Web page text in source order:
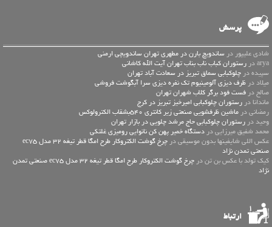
پرسش
شادی علیپور در ساندویچ بارن در مطهری تهران ساندویچی ارمنی
arya در
رستوران کباب ناب بناب تهران آیت الله کاشانی
سپیده در چلوکبابی سماق تبریز در سعادت آباد تهران
میلاد در ظرف دیزی آلومینیوم تک نفره دیزی سرا آبگوشت فروشی
صالح در فست فود برگر کلاب شهران تهران
ماندانا در رستوران چلوکبابی امیرخیز تبریز در کرج
رمضانی در ماشین ظرفشویی صنعتی زیر کانتری 540بشقاب الکترولوکس
وحید در رستوران چلوکبابی حاج مرشد چلویی در بازار تهران
محمد شفیق میرزایی در دستگاه خمیر پهن کن نانوایی رومیزی غلتکی
عكس اللي شايفينها بدون موسيقى در
چرخ گوشت الکتروکار طرح امگا قطر تیغه 32 مدل ec75
صنعتی تمدن نژاد
کیک تولد با عکس بن تن در
چرخ گوشت الکتروکار طرح امگا قطر تیغه 32 مدل ec75 صنعتی تمدن
نژاد
ارتباط